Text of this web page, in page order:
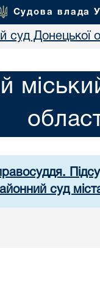
Судова влада
суд Донецької
суд